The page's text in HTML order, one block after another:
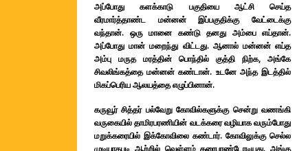
அப்போது களக்காடு பகுதியை ஆட்சி செய்த
வீரமார்த்தாண்ட மன்னன் இப்பகுதிக்கு வேட்டைக்கு
வந்தான். ஒரு மானை கண்டு தனது அம்பை எய்தான்.
அப்போது மான் மறைந்து விட்டது. ஆனால் மன்னன் எய்த
அம்பு மருத மரத்தின் பொந்தில் குத்தி நிற்க, அங்கே
சிவலிங்கத்தை மன்னன் கண்டான். உடனே அந்த இடத்தில்
மிகப்பெரிய ஆலயத்தை எழுப்பினான்.
கருவூர் சித்தர் பல்வேறு கோவில்களுக்கு சென்று வணங்கி
வருகையில் தாமிரபரணியின் வடக்கரை வழியாக வரும்போது
மறுக்கரையில் இக்கோவிலை கண்டார். கோவிலுக்கு செல்ல
முடியாதபடி ஆற்றில் வெள்ளம் கரைபுரண்டோடியது. அங்கு